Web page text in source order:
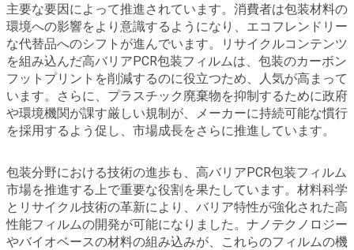
主要な要因によって推進されています。消費者は包装材料の
環境への影響をより意識するようになり、エコフレンドリー
な代替品へのシフトが進んでいます。リサイクルコンテンツ
を組み込んだ高バリアPCR包装フィルムは、包装のカーボン
フットプリントを削減するのに役立つため、人気が高まって
います。さらに、プラスチック廃棄物を抑制するために政府
や環境機関が課す厳しい規制が、メーカーに持続可能な慣行
を採用するよう促し、市場成長をさらに推進しています。
包装分野における技術の進歩も、高バリアPCR包装フィルム
市場を推進する上で重要な役割を果たしています。材料科学
とリサイクル技術の革新により、バリア特性が強化された高
性能フィルムの開発が可能になりました。ナノテクノロジー
やバイオベースの材料の組み込みが、これらのフィルムの機